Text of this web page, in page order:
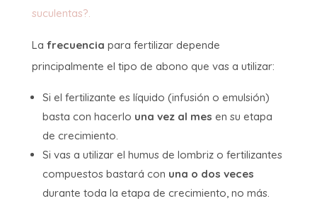
suculentas?.
La frecuencia para fertilizar depende
principalmente el tipo de abono que vas a utilizar:
Si el fertilizante es líquido (infusión o emulsión)
basta con hacerlo una vez al mes en su etapa
de crecimiento.
Si vas a utilizar el humus de lombriz o fertilizantes
compuestos bastará con una o dos veces
durante toda la etapa de crecimiento, no más.